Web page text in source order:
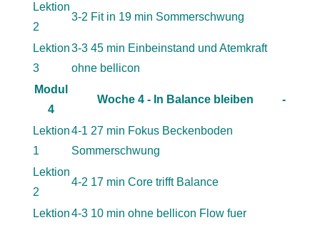
Lektion
2
3-2 Fit in 19 min Sommerschwung
Lektion
3
3-3 45 min Einbeinstand und Atemkraft
ohne bellicon
Modul
4
Woche 4 - In Balance bleiben -
Lektion
1
4-1 27 min Fokus Beckenboden
Sommerschwung
Lektion
2
4-2 17 min Core trifft Balance
Lektion4-3 10 min ohne bellicon Flow fuer